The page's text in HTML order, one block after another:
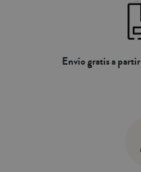
Envío gratis a